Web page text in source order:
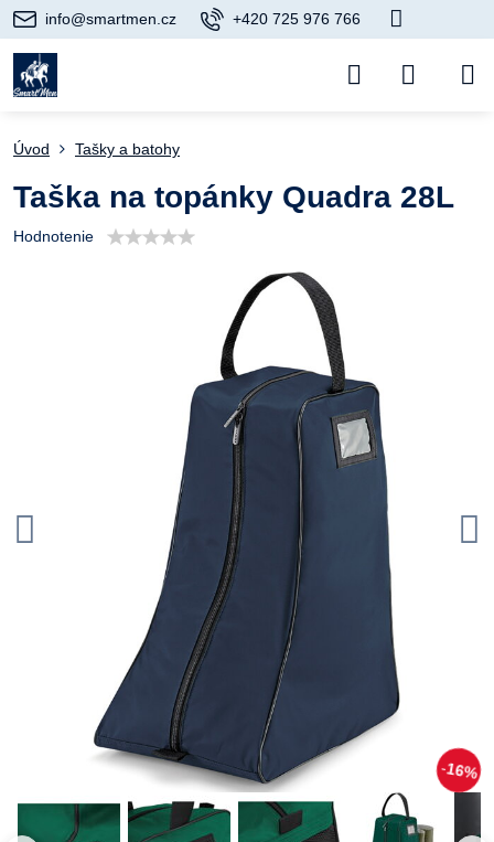
info@smartmen.cz +420 725 976 766
16%
Úvod Tašky a batohy
Taška na topánky Quadra 28L
Hodnotenie